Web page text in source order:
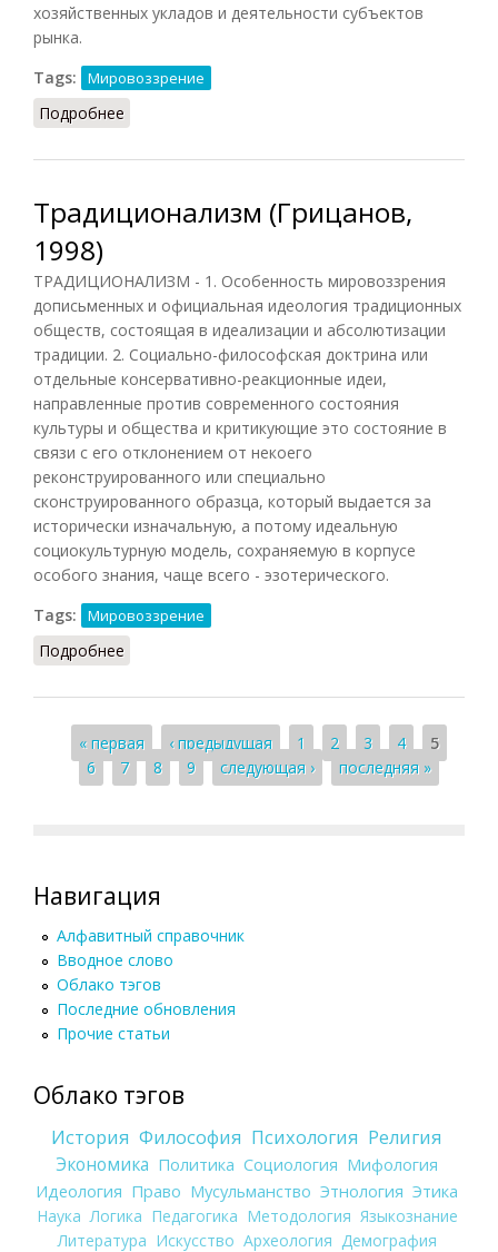
хозяйственных укладов и деятельности субъектов
рынка.
Tags:
Мировоззрение
Подробнее
Традиционализм (Грицанов,
1998)
ТРАДИЦИОНАЛИЗМ - 1. Особенность мировоззрения
дописьменных и официальная идеология традиционных
обществ, состоящая в идеализации и абсолютизации
традиции. 2. Социально-философская доктрина или
отдельные консервативно-реакционные идеи,
направленные против современного состояния
культуры и общества и критикующие это состояние в
связи с его отклонением от некоего
реконструированного или специально
сконструированного образца, который выдается за
исторически изначальную, а потому идеальную
социокультурную модель, сохраняемую в корпусе
особого знания, чаще всего - эзотерического.
Tags:
Мировоззрение
Подробнее
Страницы
« первая ‹ предыдущая 1 2 3 4
5
6
7 8 9 следующая › последняя »
Навигация
Алфавитный справочник
Вводное слово
Облако тэгов
Последние обновления
Прочие статьи
Облако тэгов
История Философия Психология Религия
Экономика Политика Социология Мифология
Идеология Право Мусульманство Этнология Этика
Наука Логика Педагогика Методология Языкознание
Литература Искусство Археология Демография